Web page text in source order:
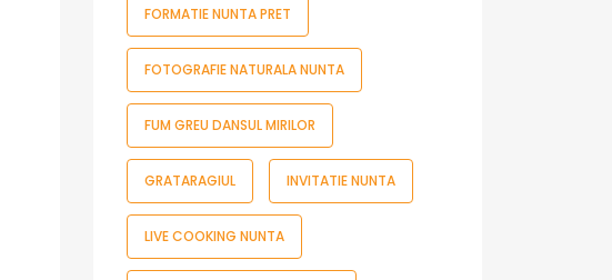
FORMATIE NUNTA PRET
FOTOGRAFIE NATURALA NUNTA
FUM GREU DANSUL MIRILOR
GRATARAGIUL INVITATIE NUNTA
LIVE COOKING NUNTA